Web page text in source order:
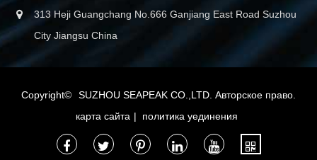
313 Heji Guangchang No.666 Ganjiang East Road Suzhou
City Jiangsu China
Copyright© SUZHOU SEAPEAK CO.,LTD. Авторское право.
карта сайта | политика уединения